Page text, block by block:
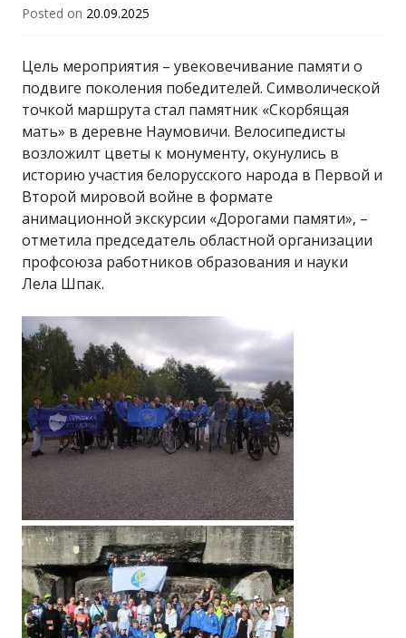
Posted on 20.09.2025
Цель мероприятия – увековечивание памяти о
подвиге поколения победителей. Символической
точкой маршрута стал памятник «Скорбящая
мать» в деревне Наумовичи. Велосипедисты
возложилт цветы к монументу, окунулись в
историю участия белорусского народа в Первой и
Второй мировой войне в формате
анимационной экскурсии «Дорогами памяти», –
отметила председатель областной организации
профсоюза работников образования и науки
Лела Шпак.